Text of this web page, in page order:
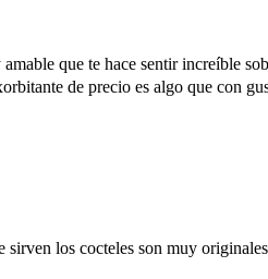
que te hace sentir increíble
de precio es algo que con
los cocteles son muy